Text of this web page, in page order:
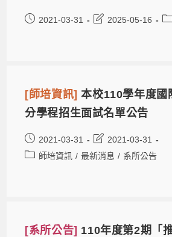
2021-03-31 2025-05-16
[師培資訊]本校110學年度國
分學程招生面試名單公告
2021-03-31
2021-03-31
師培資訊 / 最新消息 / 系所公告
[系所公告] 110年度第2期「